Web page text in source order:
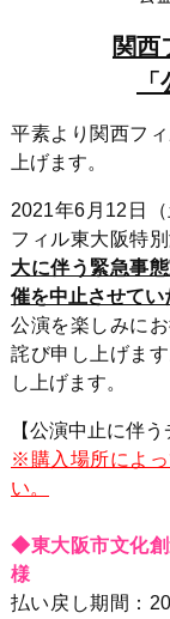
関西
平素より関西フ
上げます。
2021年6月12日
フィル東大阪特別
大に伴う緊急事
催を中止させてい
公演を楽しみに
詫び申し上げま
し上げます。
【公演中止に伴
※購入場所によ
い。
◆東大阪市文化創
様
払い戻し期間：